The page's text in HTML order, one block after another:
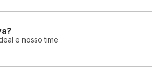
e nosso time